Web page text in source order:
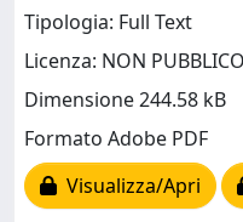
Tipologia: Full Text
Licenza: NON
Dimensione 244.58 kB
Formato Adobe PDF
Visualizza/Apri